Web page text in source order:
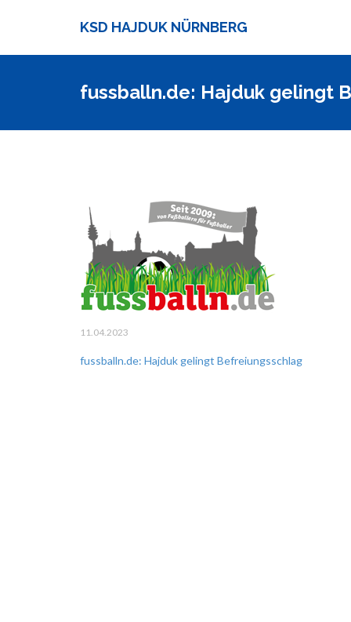
KSD HAJDUK NÜRNBERG
fussballn.de: Hajduk gelingt
11.04.2023
fussballn.de: Hajduk gelingt Befreiungsschlag